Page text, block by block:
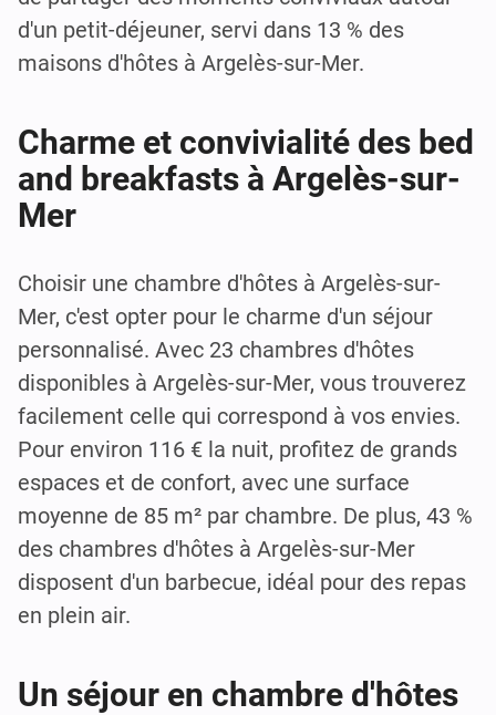
d'un petit-déjeuner, servi dans 13 % des
maisons d'hôtes à Argelès-sur-Mer.
Charme et convivialité des bed
and breakfasts à Argelès-sur-
Mer
Choisir une chambre d'hôtes à Argelès-sur-
Mer, c'est opter pour le charme d'un séjour
personnalisé. Avec 23 chambres d'hôtes
disponibles à Argelès-sur-Mer, vous trouverez
facilement celle qui correspond à vos envies.
Pour environ 116 € la nuit, profitez de grands
espaces et de confort, avec une surface
moyenne de 85 m² par chambre. De plus, 43 %
des chambres d'hôtes à Argelès-sur-Mer
disposent d'un barbecue, idéal pour des repas
en plein air.
Un séjour en chambre d'hôtes